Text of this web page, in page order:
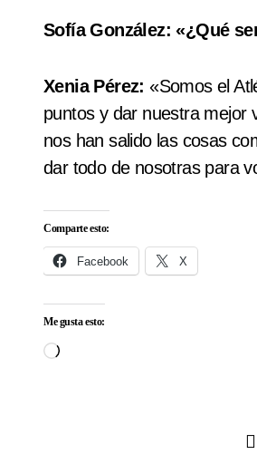
Sofía González: «¿Qué
Xenia Pérez: «Somos el
puntos y dar nuestra mejor
nos han salido las cosas
dar todo de nosotras para
Comparte esto:
Facebook X
Me gusta esto:
Cargando...